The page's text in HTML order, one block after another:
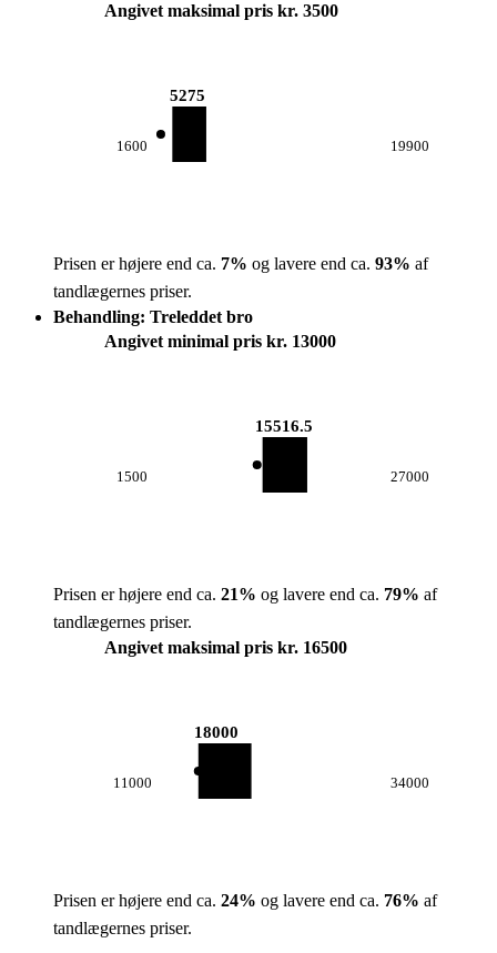
Angivet maksimal pris kr. 3500
1600
5275
19900
Prisen er højere end ca. 7% og lavere end ca. 93% af
tandlægernes priser.
Behandling: Treleddet bro
Angivet minimal pris kr. 13000
1500
15516.5
27000
Prisen er højere end ca. 21% og lavere end ca. 79% af
tandlægernes priser.
Angivet maksimal pris kr. 16500
11000
18000
34000
Prisen er højere end ca. 24% og lavere end ca. 76% af
tandlægernes priser.